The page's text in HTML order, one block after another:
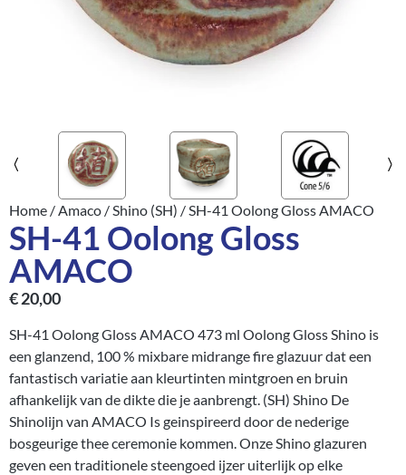
Home /Amaco /Shino (SH) / SH-41 Oolong Gloss AMACO
SH-41 Oolong Gloss
AMACO
€20,00
SH-41 Oolong Gloss AMACO 473 ml Oolong Gloss Shino is
een glanzend, 100 % mixbare midrange fire glazuur dat een
fantastisch variatie aan kleurtinten mintgroen en bruin
afhankelijk van de dikte die je aanbrengt. (SH) Shino De
Shinolijn van AMACO Is geinspireerd door de nederige
bosgeurige thee ceremonie kommen. Onze Shino glazuren
geven een traditionele steengoed ijzer uiterlijk op elke